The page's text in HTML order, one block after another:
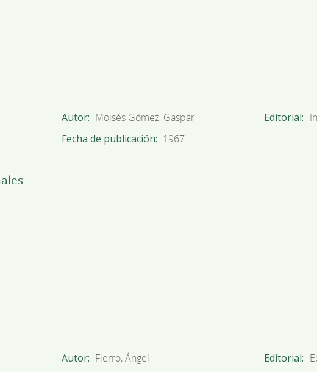
Autor Moisés Gómez, Gaspar Editorial
Fecha de publicación 1967
Autor Fierro, Ángel Editorial